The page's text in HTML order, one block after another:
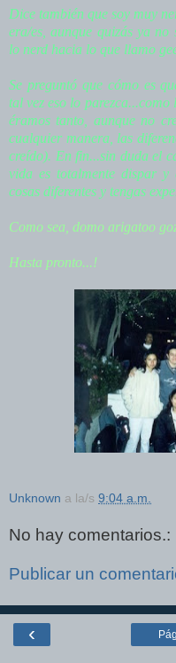
Dice también que soy muy
era/es, aunque quizás ya no
lo nerd hacia lo que llamo
Se preguntó que cómo es
tal vez eso lo
éramos tanto, aunque no
cualquier manera, las
creído). En fin...sin duda el
vida es totalmente dispar y
cosas diferentes y tengas
Como sea, domo arigatoo
Hasta pronto...!
Unknown a la/s 9:04 a.m.
No hay comentarios.:
Publicar un
‹